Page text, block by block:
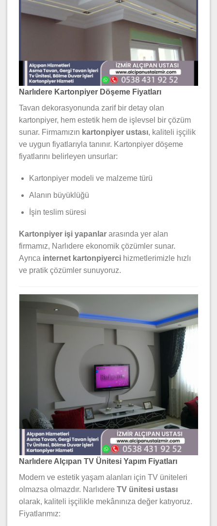
Narlıdere Kartonpiyer Döşeme Fiyatları
Tavan dekorasyonunda zarif bir detay olan
kartonpiyer, hem estetik hem de işlevsel bir çözüm
sunar. Firmamızın kartonpiyer ustası, kaliteli işçilik
ve uygun fiyatlarıyla tanınır. Kartonpiyer döşeme
fiyatlarını belirleyen unsurlar:
Kartonpiyer modeli ve malzeme türü
Alanın büyüklüğü
İşin teslim süresi
Kartonpiyer işi yapanlar arasında yer alan
firmamız, Narlıdere ekonomik çözümler sunar.
Ayrıca internet kartonpiyerci hizmetlerimizle hızlı
ve pratik çözümler sunuyoruz.
Narlıdere Alçıpan TV Ünitesi Yapım Fiyatları
Modern ve estetik yaşam alanları için TV üniteleri
olmazsa olmazdır. Narlıdere TV ünitesi ustası
olarak, kaliteli işçilikle mekânınıza değer katıyoruz.
Fiyatlarımız: